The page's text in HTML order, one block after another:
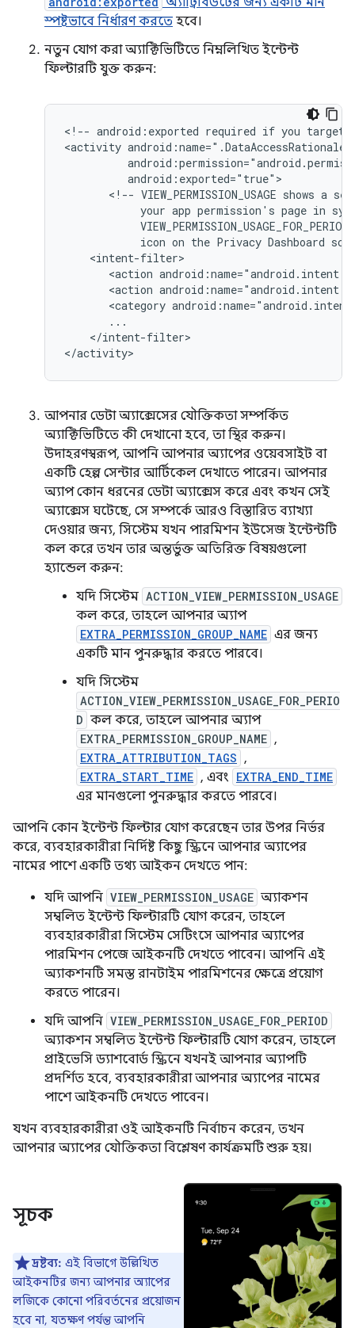
স্পষ্টভাবে নির্ধারণ করতে হবে।
নতুন যোগ করা অ্যাক্টিভিটিতে নিম্নলিখিত ইন্টেন্ট
ফিল্টারটি যুক্ত করুন:
<!-- android:exported required if you target
<activity
<!-- VIEW_PERMISSION_USAGE shows a
your app permission's page in
VIEW_PERMISSION_USAGE_FOR_PERIOD
icon on the Privacy Dashboard
<action
<action
<category
</intent-filter>
</activity>
আপনার ডেটা অ্যাক্সেসের যৌক্তিকতা সম্পর্কিত
অ্যাক্টিভিটিতে কী দেখানো হবে, তা স্থির করুন।
উদাহরণস্বরূপ, আপনি আপনার অ্যাপের ওয়েবসাইট বা
একটি হেল্প সেন্টার আর্টিকেল দেখাতে পারেন। আপনার
অ্যাপ কোন ধরনের ডেটা অ্যাক্সেস করে এবং কখন সেই
অ্যাক্সেস ঘটেছে, সে সম্পর্কে আরও বিস্তারিত ব্যাখ্যা
দেওয়ার জন্য, সিস্টেম যখন পারমিশন ইউসেজ ইন্টেন্টটি
কল করে তখন তার অন্তর্ভুক্ত অতিরিক্ত বিষয়গুলো
হ্যান্ডেল করুন:
যদি সিস্টেম ACTION_VIEW_PERMISSION_USAGE
কল করে, তাহলে আপনার অ্যাপ
EXTRA_PERMISSION_GROUP_NAME এর জন্য
একটি মান পুনরুদ্ধার করতে পারবে।
যদি সিস্টেম
ACTION_VIEW_PERMISSION_USAGE_FOR_PERIO
D কল করে, তাহলে আপনার অ্যাপ
EXTRA_PERMISSION_GROUP_NAME ,
EXTRA_ATTRIBUTION_TAGS ,
EXTRA_START_TIME , এবং EXTRA_END_TIME
এর মানগুলো পুনরুদ্ধার করতে পারবে।
আপনি কোন ইন্টেন্ট ফিল্টার যোগ করেছেন তার উপর নির্ভর
করে, ব্যবহারকারীরা নির্দিষ্ট কিছু স্ক্রিনে আপনার অ্যাপের
নামের পাশে একটি তথ্য আইকন দেখতে পান:
যদি আপনি VIEW_PERMISSION_USAGE অ্যাকশন
সম্বলিত ইন্টেন্ট ফিল্টারটি যোগ করেন, তাহলে
ব্যবহারকারীরা সিস্টেম সেটিংসে আপনার অ্যাপের
পারমিশন পেজে আইকনটি দেখতে পাবেন। আপনি এই
অ্যাকশনটি সমস্ত রানটাইম পারমিশনের ক্ষেত্রে প্রয়োগ
করতে পারেন।
যদি আপনি VIEW_PERMISSION_USAGE_FOR_PERIOD
অ্যাকশন সম্বলিত ইন্টেন্ট ফিল্টারটি যোগ করেন, তাহলে
প্রাইভেসি ড্যাশবোর্ড স্ক্রিনে যখনই আপনার অ্যাপটি
প্রদর্শিত হবে, ব্যবহারকারীরা আপনার অ্যাপের নামের
পাশে আইকনটি দেখতে পাবেন।
যখন ব্যবহারকারীরা ওই আইকনটি নির্বাচন করেন, তখন
আপনার অ্যাপের যৌক্তিকতা বিশ্লেষণ কার্যক্রমটি শুরু হয়।
সূচক
দ্রষ্টব্য: এই বিভাগে উল্লিখিত
আইকনটির জন্য আপনার অ্যাপের
লজিকে কোনো পরিবর্তনের প্রয়োজন
হবে না, যতক্ষণ পর্যন্ত আপনি